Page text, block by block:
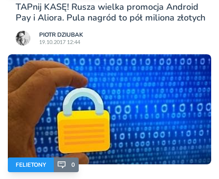
TAPnij KASĘ! Rusza wielka promocja Android
Pay i Aliora. Pula nagród to pół miliona złotych
PIOTR DZIUBAK
19.10.2017 12:44
FELIETONY 0